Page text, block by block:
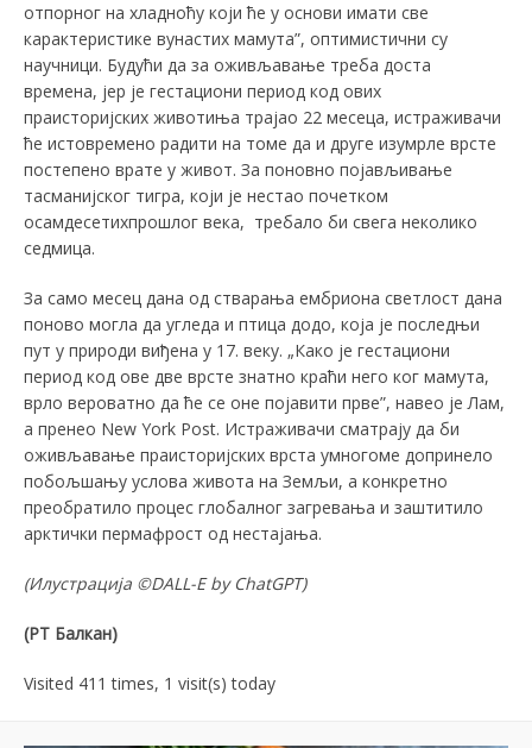
отпорног на хладноћу који ће у основи имати све
карактеристике вунастих мамута”, оптимистични су
научници. Будући да за оживљавање треба доста
времена, јер је гестациони период код ових
праисторијских животиња трајао 22 месеца, истраживачи
ће истовремено радити на томе да и друге изумрле врсте
постепено врате у живот. За поновно појављивање
тасманијског тигра, који је нестао почетком
осамдесетихпрошлог века, требало би свега неколико
седмица.
За само месец дана од стварања ембриона светлост дана
поново могла да угледа и птица додо, која је последњи
пут у природи виђена у 17. веку. „Како је гестациони
период код ове две врсте знатно краћи него ког мамута,
врло вероватно да ће се оне појавити прве”, навео је Лам,
а пренео New York Post. Истраживачи сматрају да би
оживљавање праисторијских врста умногоме допринело
побољшању услова живота на Земљи, а конкретно
преобратило процес глобалног загревања и заштитило
арктички пермафрост од нестајања.
(Илустрација ©DALL-E by ChatGPT)
(РТ Балкан)
Visited 411 times, 1 visit(s) today